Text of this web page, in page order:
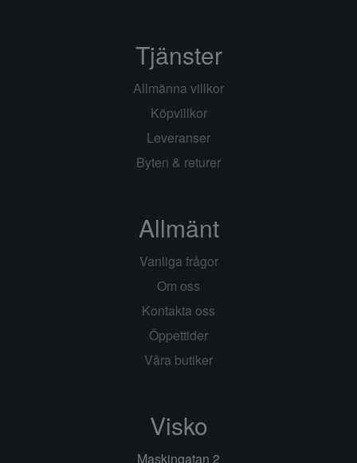
Tjänster
Allmänna villkor
Köpvillkor
Leveranser
Byten & returer
Allmänt
Vanliga frågor
Om oss
Kontakta oss
Öppettider
Våra butiker
Visko
Maskingatan 2